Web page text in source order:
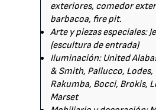
exteriores, comedor
barbacoa, fire pit.
Arte y piezas especiales:
(escultura de entrada)
Iluminación: United
& Smith, Pallucco, Lodes,
Rakumba, Bocci, Brokis,
Marset